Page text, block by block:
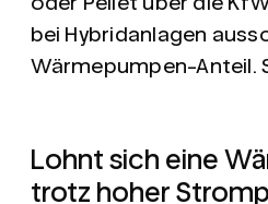
bei Hybridanlagen
Wärmepumpen-Anteil.
Lohnt sich eine
trotz hoher